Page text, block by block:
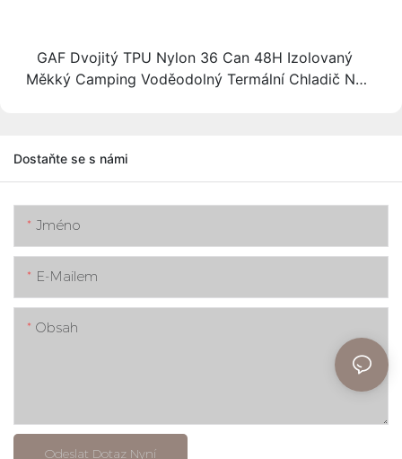
GAF Dvojitý TPU Nylon 36 Can 48H Izolovaný
Měkký Camping Voděodolný Termální Chladič Na
Dostaňte se s námi
Jméno
E-Mailem
Obsah
Odeslat Dotaz Nyní